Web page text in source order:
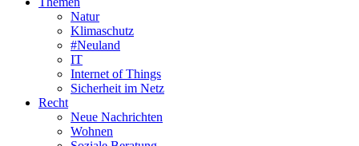
Natur
Klimaschutz
#Neuland
IT
Internet of Things
Sicherheit im Netz
Recht
Neue Nachrichten
Wohnen